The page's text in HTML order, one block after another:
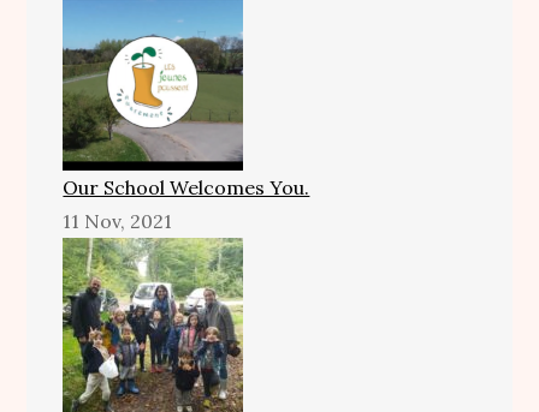
Our School Welcomes You.
11 Nov, 2021